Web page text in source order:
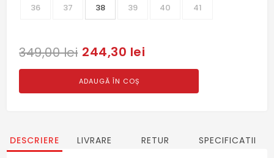
36 37 38 39 40 41
349,00 lei 244,30 lei
ADAUGĂ ÎN COȘ
DESCRIERE LIVRARE RETUR SPECIFICATII